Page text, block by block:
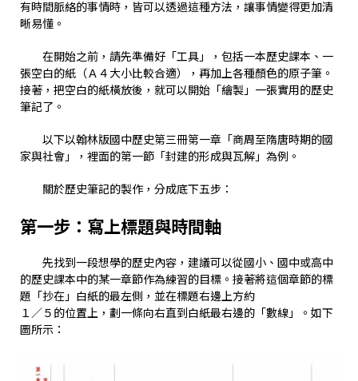
有時間脈絡的事情時，皆可以透過這種方法，讓事情變得更加清
晰易懂。
在開始之前，請先準備好「工具」，包括一本歷史課本、一
張空白的紙（Ａ４大小比較合適），再加上各種顏色的原子筆。
接著，把空白的紙橫放後，就可以開始「繪製」一張實用的歷史
筆記了。
以下以翰林版國中歷史第三冊第一章「商周至隋唐時期的國
家與社會」，裡面的第一節「封建的形成與瓦解」為例。
關於歷史筆記的製作，分成底下五步：
第一步：寫上標題與時間軸
先找到一段想學的歷史內容，建議可以從國小、國中或高中
的歷史課本中的某一章節作為練習的目標。接著將這個章節的標
題「抄在」白紙的最左側，並在標題右邊上方約
１／５的位置上，劃一條向右直到白紙最右邊的「數線」。如下
圖所示：